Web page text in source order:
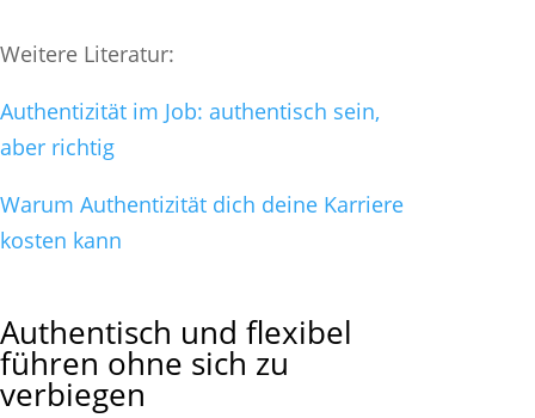
Weitere Literatur:
Authentizität im Job: authentisch sein,
aber richtig
Warum Authentizität dich deine Karriere
kosten kann
Authentisch und flexibel
führen ohne sich zu
verbiegen